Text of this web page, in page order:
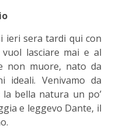
ieri sera tardi qui con
vuol lasciare mai e al
non muore, nato da
ideali. Venivamo da
bella natura un po’
e leggevo Dante, il